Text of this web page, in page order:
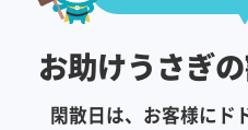
お助けうさぎ
閑散日は、お客様にド